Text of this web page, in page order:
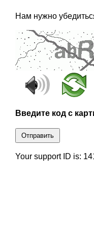
Нам нужно
Введите код с
Отправить
Your support ID is: